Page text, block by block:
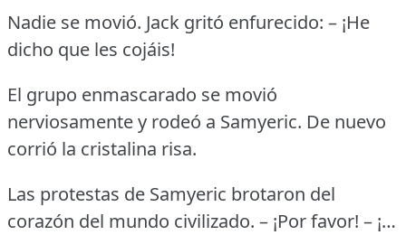
Nadie se movió. Jack gritó enfurecido: – ¡He
dicho que les cojáis!
El grupo enmascarado se movió
nerviosamente y rodeó a Samyeric. De nuevo
corrió la cristalina risa.
Las protestas de Samyeric brotaron del
corazón del mundo civilizado. – ¡Por favor! – ¡…